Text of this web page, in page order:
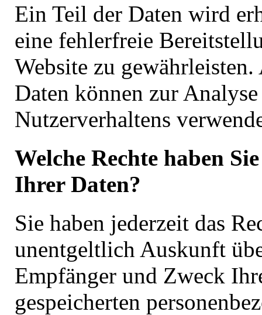
Ein Teil der Daten wird
eine fehlerfreie
Website zu gewährleisten.
Daten können zur
Nutzerverhaltens
Welche Rechte haben
Ihrer Daten?
Sie haben jederzeit das
unentgeltlich Auskunft
Empfänger und Zweck
gespeicherten